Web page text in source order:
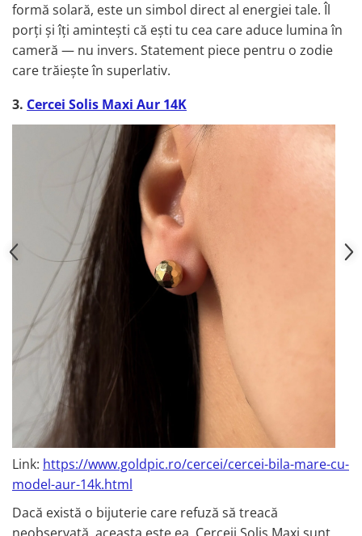
formă solară, este un simbol direct al energiei tale. Îl
porți și îți amintești că ești tu cea care aduce lumina în
cameră — nu invers. Statement piece pentru o zodie
care trăiește în superlativ.
3. Cercei Solis Maxi Aur 14K
Link: https://www.goldpic.ro/cercei/cercei-bila-mare-cu-
model-aur-14k.html
Dacă există o bijuterie care refuză să treacă